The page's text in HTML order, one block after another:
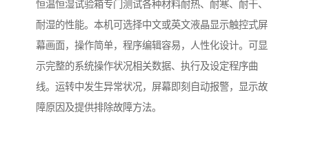
恒温恒湿试验箱专门测试各种材料耐热、耐寒、耐干、
耐湿的性能。本机可选择中文或英文液晶显示触控式屏
幕画面，操作简单，程序编辑容易，人性化设计。可显
示完整的系统操作状况相关数据、执行及设定程序曲
线。运转中发生异常状况，屏幕即刻自动报警，显示故
障原因及提供排除故障方法。